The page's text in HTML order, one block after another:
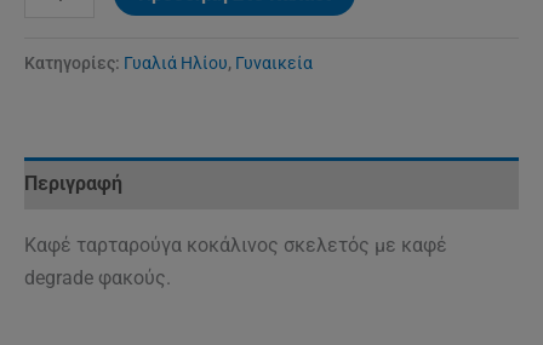
Κατηγορίες: Γυαλιά Ηλίου, Γυναικεία
Περιγραφή
Καφέ ταρταρούγα κοκάλινος σκελετός με καφέ
degrade φακούς.